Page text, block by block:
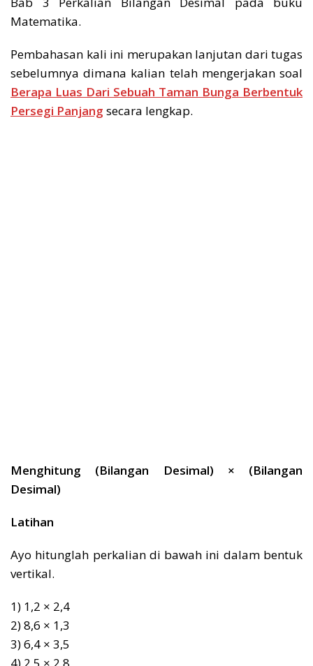
Matematika.
Pembahasan kali ini merupakan lanjutan dari tugas
sebelumnya dimana kalian telah mengerjakan soal
Berapa Luas Dari Sebuah Taman Bunga Berbentuk
Persegi Panjang secara lengkap.
Menghitung (Bilangan Desimal) × (Bilangan
Desimal)
Latihan
Ayo hitunglah perkalian di bawah ini dalam bentuk
vertikal.
1) 1,2 × 2,4
2) 8,6 × 1,3
3) 6,4 × 3,5